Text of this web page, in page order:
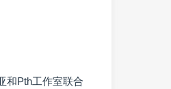
和Pth工作室联合